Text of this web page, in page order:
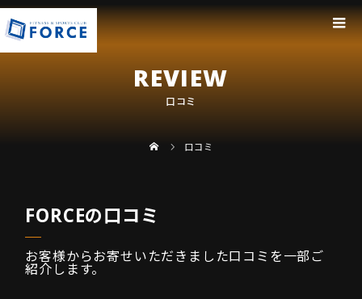
REVIEW
口コミ
口コミ
FORCEの口コミ
お客様からお寄せいただきました口コミを一部ご
紹介します。